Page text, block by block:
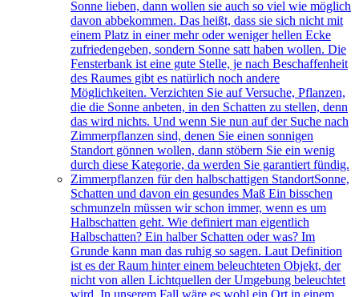
Sonne lieben, dann wollen sie auch so viel wie möglich
davon abbekommen. Das heißt, dass sie sich nicht mit
einem Platz in einer mehr oder weniger hellen Ecke
zufriedengeben, sondern Sonne satt haben wollen. Die
Fensterbank ist eine gute Stelle, je nach Beschaffenheit
des Raumes gibt es natürlich noch andere
Möglichkeiten. Verzichten Sie auf Versuche, Pflanzen,
die die Sonne anbeten, in den Schatten zu stellen, denn
das wird nichts. Und wenn Sie nun auf der Suche nach
Zimmerpflanzen sind, denen Sie einen sonnigen
Standort gönnen wollen, dann stöbern Sie ein wenig
durch diese Kategorie, da werden Sie garantiert fündig.
Zimmerpflanzen für den halbschattigen StandortSonne,
Schatten und davon ein gesundes Maß Ein bisschen
schmunzeln müssen wir schon immer, wenn es um
Halbschatten geht. Wie definiert man eigentlich
Halbschatten? Ein halber Schatten oder was? Im
Grunde kann man das ruhig so sagen. Laut Definition
ist es der Raum hinter einem beleuchteten Objekt, der
nicht von allen Lichtquellen der Umgebung beleuchtet
wird. In unserem Fall wäre es wohl ein Ort in einem